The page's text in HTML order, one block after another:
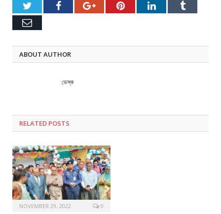
TwitterFacebookGoogle+PinterestLinkedInTumblr
Email
ABOUT AUTHOR
ডেস্ক
RELATED POSTS
NOVEMBER 29, 2022 0